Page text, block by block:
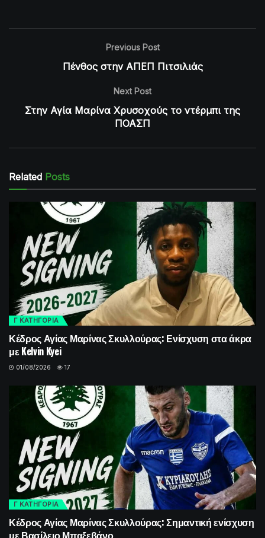
Previous Post
Πένθος στην ΑΠΕΠ Πιτσιλιάς
Next Post
Στην Αγία Μαρίνα Χρυσοχούς το ντέρμπι της
ΠΟΑΣΠ
Related Posts
Γ ΚΑΤΗΓΟΡΙΑ
Κέδρος Αγίας Μαρίνας Σκυλλούρας: Ενίσχυση στα άκρα
με Kelvin Kyei
01/08/2026 17
Γ ΚΑΤΗΓΟΡΙΑ
Κέδρος Αγίας Μαρίνας Σκυλλούρας: Σημαντική ενίσχυση
με Βασίλειο Μπαξεβάνο